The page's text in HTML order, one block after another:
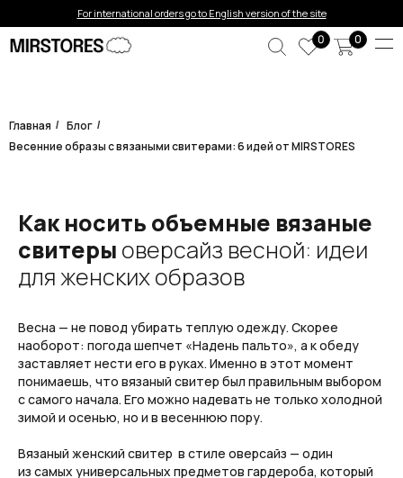
0
0
For international orders go to English version of the site
Главная / Блог /
Весенние образы с вязаными свитерами: 6 идей от MIRSTORES
Как носить объемные вязаные
свитеры оверсайз весной: идеи
для женских образов
Весна — не повод убирать теплую одежду. Скорее
наоборот: погода шепчет «Надень пальто», а к обеду
заставляет нести его в руках. Именно в этот момент
понимаешь, что вязаный свитер был правильным выбором
с самого начала. Его можно надевать не только холодной
зимой и осенью, но и в весеннюю пору.
Вязаный женский свитер в стиле оверсайз — один
из самых универсальных предметов гардероба, который